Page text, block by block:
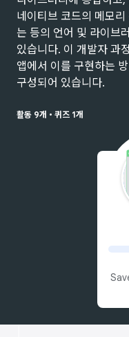
네이티브 코드의 메모
는 등의 언어 및 라이브
있습니다. 이 개발자 과
앱에서 이를 구현하는
구성되어 있습니다.
활동 9개 • 퀴즈 1개